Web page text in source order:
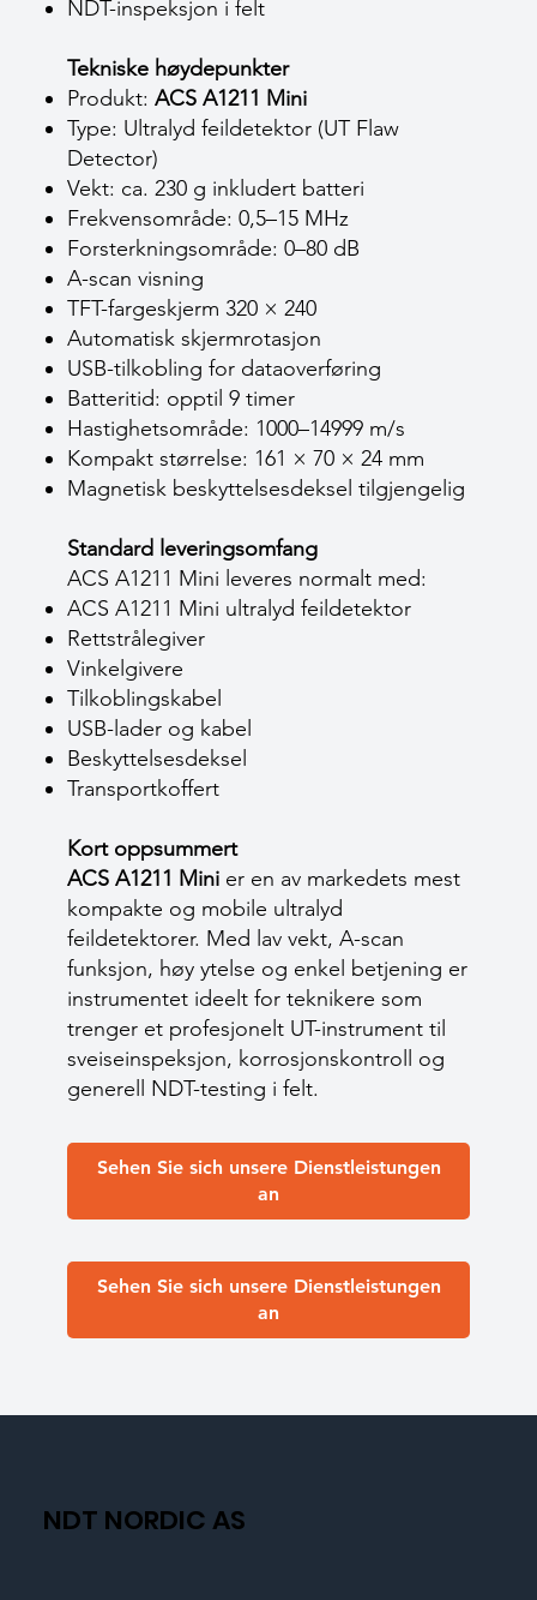
NDT-inspeksjon i felt
Tekniske høydepunkter
Produkt: ACS A1211 Mini
Type: Ultralyd feildetektor (UT Flaw
Detector)
Vekt: ca. 230 g inkludert batteri
Frekvensområde: 0,5–15 MHz
Forsterkningsområde: 0–80 dB
A-scan visning
TFT-fargeskjerm 320 × 240
Automatisk skjermrotasjon
USB-tilkobling for dataoverføring
Batteritid: opptil 9 timer
Hastighetsområde: 1000–14999 m/s
Kompakt størrelse: 161 × 70 × 24 mm
Magnetisk beskyttelsesdeksel tilgjengelig
Standard leveringsomfang
ACS A1211 Mini leveres normalt med:
ACS A1211 Mini ultralyd feildetektor
Rettstrålegiver
Vinkelgivere
Tilkoblingskabel
USB-lader og kabel
Beskyttelsesdeksel
Transportkoffert
Kort oppsummert
ACS A1211 Mini er en av markedets mest
kompakte og mobile ultralyd
feildetektorer. Med lav vekt, A-scan
funksjon, høy ytelse og enkel betjening er
instrumentet ideelt for teknikere som
trenger et profesjonelt UT-instrument til
sveiseinspeksjon, korrosjonskontroll og
generell NDT-testing i felt.
Sehen Sie sich unsere Dienstleistungen
an
Sehen Sie sich unsere Dienstleistungen
an
NDT NORDIC AS